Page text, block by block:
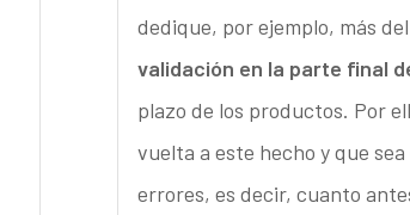
dedique, por ejemplo, más del
validación en la parte final
plazo de los productos. Por
vuelta a este hecho y que
errores, es decir, cuanto